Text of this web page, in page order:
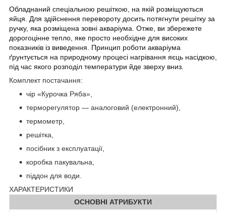
Обладнаний спеціальною решіткою, на якій розміщуються
яйця. Для здійснення перевороту досить потягнути решітку за
ручку, яка розміщена зовні акваріума. Отже, ви збережете
дорогоцінне тепло, яке просто необхідне для високих
показників із виведення. Принцип роботи акваріума
ґрунтується на природному процесі нагрівання яєць насідкою,
під час якого розподіл температури йде зверху вниз.
Комплект постачання:
чір «Курочка Ряба»,
терморегулятор — аналоговий (електронний),
термометр,
решітка,
посібник з експлуатації,
коробка пакувальна,
піддон для води.
ХАРАКТЕРИСТИКИ
ОСНОВНІ АТРИБУКТИ